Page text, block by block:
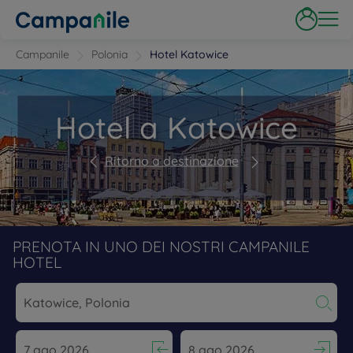
Campanile Polonia Hotel Katowice
Hotel a Katowice
Ritorno a destinazione
PRENOTA IN UNO DEI NOSTRI CAMPANILE
HOTEL